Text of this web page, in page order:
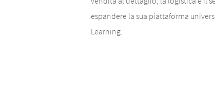
espandere la sua piattaforma
Learning.